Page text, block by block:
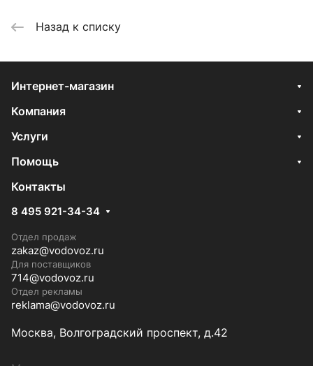
Назад к списку
Интернет-магазин
Компания
Услуги
Помощь
Контакты
8 495 921-34-34
Отдел продаж
zakaz@vodovoz.ru
Для поставщиков
714@vodovoz.ru
Отдел рекламы
reklama@vodovoz.ru
Москва, Волгоградский проспект, д.42